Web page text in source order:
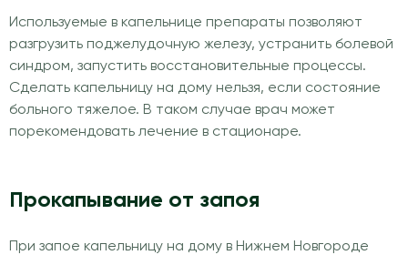
Используемые в капельнице препараты позволяют
разгрузить поджелудочную железу, устранить болевой
синдром, запустить восстановительные процессы.
Сделать капельницу на дому нельзя, если состояние
больного тяжелое. В таком случае врач может
порекомендовать лечение в стационаре.
Прокапывание от запоя
При запое капельницу на дому в Нижнем Новгороде